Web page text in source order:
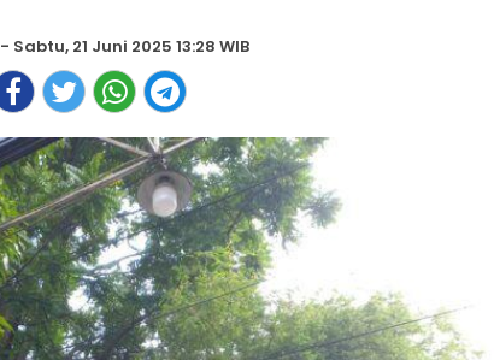
- Sabtu, 21 Juni 2025 13:28 WIB